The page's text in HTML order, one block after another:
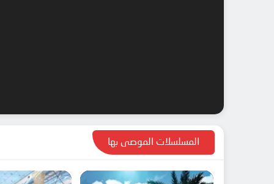
المسلسلات الموصى بها